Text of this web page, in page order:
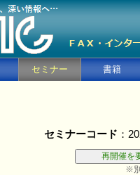
セミナー 書籍
セミナーコード ：
※別画面